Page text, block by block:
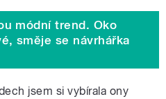
módní trend. Oko
směje se návrhářka
jsem si vybírala ony